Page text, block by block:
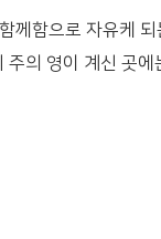
께함으로 자유케 되
주의 영이 계신 곳에